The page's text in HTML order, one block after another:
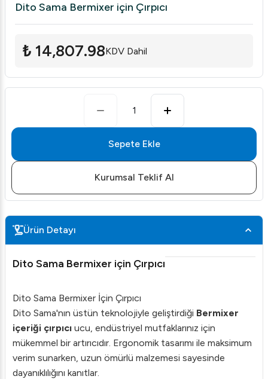
Dito Sama Bermixer için Çırpıcı
₺ 14,807.98KDV Dahil
1
Sepete Ekle
Kurumsal Teklif Al
Ürün Detayı
Dito Sama Bermixer için Çırpıcı
Dito Sama Bermixer İçin Çırpıcı
Dito Sama'nın üstün teknolojiyle geliştirdiği Bermixer
içeriği çırpıcı ucu, endüstriyel mutfaklarınız için
mükemmel bir artırıcıdır. Ergonomik tasarımı ile maksimum
verim sunarken, uzun ömürlü malzemesi sayesinde
dayanıklılığını kanıtlar.